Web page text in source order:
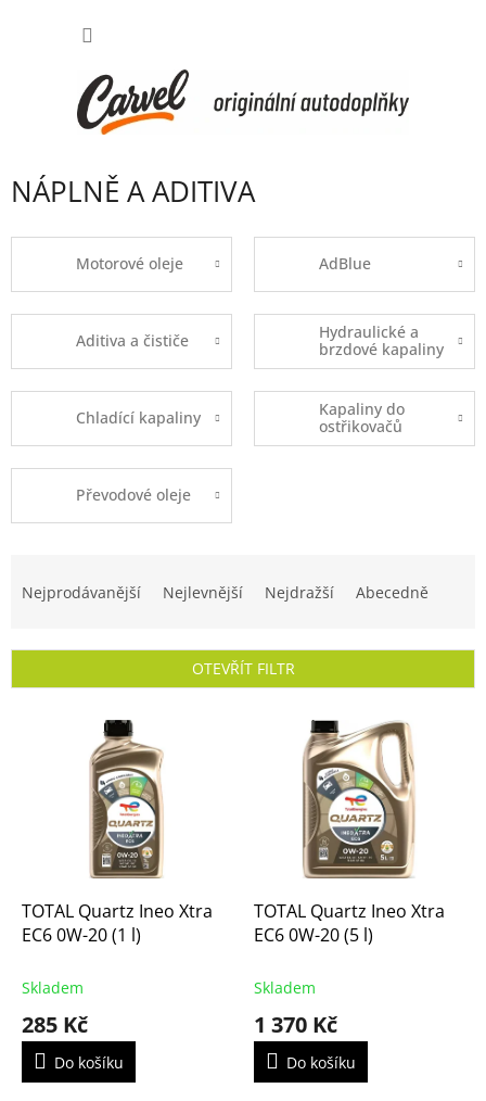
NÁPLNĚ A ADITIVA
Motorové oleje AdBlue
Aditiva a čističe
Hydraulické a
brzdové kapaliny
Chladící kapaliny
Kapaliny do
ostřikovačů
Převodové oleje
n
í
Nejprodávanější Nejlevnější Nejdražší Abecedně
OTEVŘÍT FILTR
dTOTAL Quartz Ineo Xtra
EC6 0W-20 (1 l)
Skladem
285 Kč
Do košíku
TOTAL Quartz Ineo Xtra
EC6 0W-20 (5 l)
Skladem
1 370 Kč
Do košíku